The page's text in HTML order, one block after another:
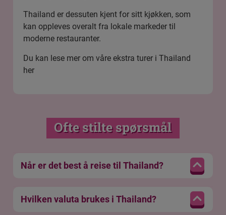
Thailand er dessuten kjent for sitt kjøkken, som
kan oppleves overalt fra lokale markeder til
moderne restauranter.
Du kan lese mer om våre ekstra turer i Thailand
her
Ofte stilte spørsmål
Når er det best å reise til Thailand?
Hvilken valuta brukes i Thailand?